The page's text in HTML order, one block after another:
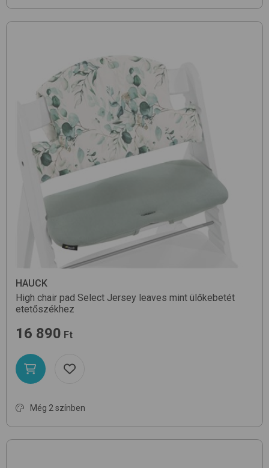
HAUCK
High chair pad Select Jersey leaves mint ülőkebetét
etetőszékhez
16 890 Ft
Még 2 színben